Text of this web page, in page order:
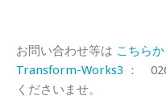
お問い合わせ等は こちら
Transform-Works3 ：
くださいませ。